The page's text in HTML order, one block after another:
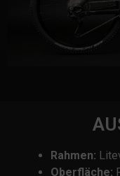
Rahmen:
Oberfläche: